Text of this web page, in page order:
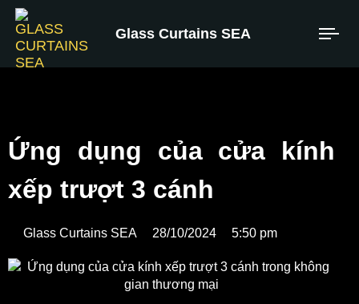
Glass Curtains SEA
Ứng dụng của cửa kính
xếp trượt 3 cánh
Glass Curtains SEA 28/10/2024 5:50 pm